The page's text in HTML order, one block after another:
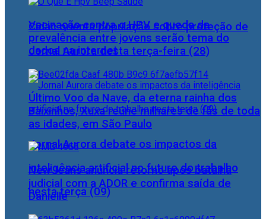
Cidac orienta população sobre proteção de
dados na internet
Jornal Aurora debate os impactos da
inteligência artificial no futuro do trabalho
nesta terça (09)
Vacinação contra o HPV e queda da
prevalência entre jovens serão tema do
Jornal Aurora desta terça-feira (28)
Último Voo da Nave, da eterna rainha dos
Baixinhos, Xuxa reúne milhares de fãs de toda
as idades, em São Paulo
NewJeans anuncia retorno após batalha
judicial com a ADOR e confirma saída de
Danielle